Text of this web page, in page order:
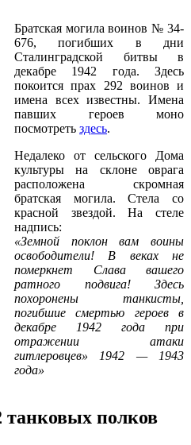
Братская могила воинов № 34-
676, погибших в дни
Сталинградской битвы в
декабре 1942 года. Здесь
покоится прах 292 воинов и
имена всех известны. Имена
павших героев моно
посмотреть здесь.
Недалеко от сельского Дома
культуры на склоне оврага
расположена скромная
братская могила. Стела со
красной звездой. На стеле
надпись:
«Земной поклон вам воины
освободители! В веках не
померкнет Слава вашего
ратного подвига! Здесь
похоронены танкисты,
погибшие смертью героев в
декабре 1942 года при
отражении атаки
гитлеровцев» 1942 — 1943
года»
танковых полков